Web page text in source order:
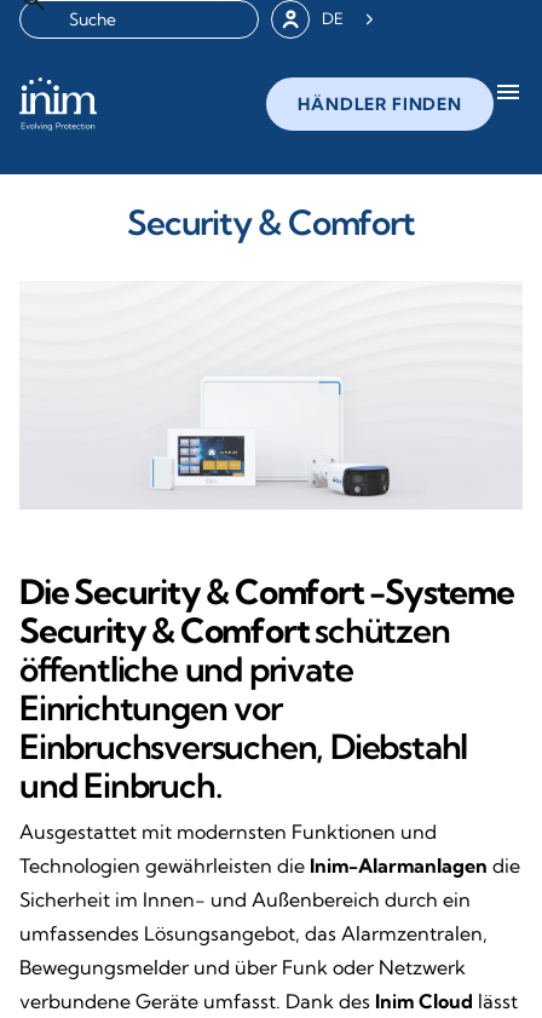
DE
HÄNDLER FINDEN menu
Security & Comfort
DieSecurity & Comfort -Systeme
Security & Comfortschützen
öffentliche und private
Einrichtungen vor
Einbruchsversuchen, Diebstahl
und Einbruch.
Ausgestattet mit modernsten Funktionen und
Technologien gewährleisten die Inim-Alarmanlagen die
Sicherheit im Innen- und Außenbereich durch ein
umfassendes Lösungsangebot, das Alarmzentralen,
Bewegungsmelder und über Funk oder Netzwerk
verbundene Geräte umfasst. Dank des Inim Cloud lässt